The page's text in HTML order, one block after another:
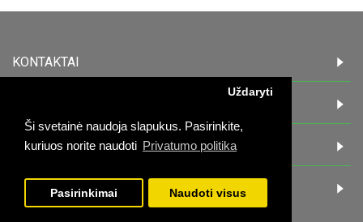
Ši svetainė naudoja slapukus. Pasirinkite,
kuriuos norite naudoti Privatumo politika
Uždaryti
Pasirinkimai Naudoti visus
KONTAKTAI
PIRKĖJAMS
DARBO LAIKAS: